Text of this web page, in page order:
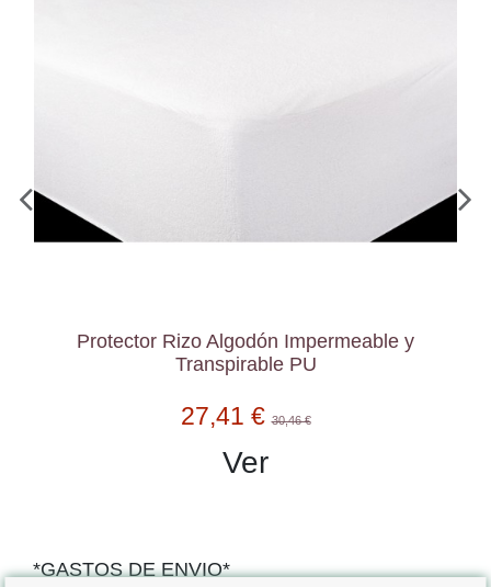
Protector Rizo Algodón Impermeable y
Transpirable PU
27,41 €30,46 €
Ver
*GASTOS DE ENVIO*